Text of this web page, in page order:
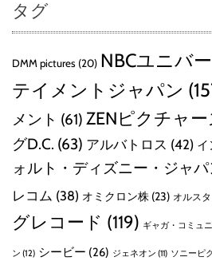
タグ
DMM pictures (20) NBCユニバ
テイメントジャパン
メント (61) ZENピクチャー
グD.C. (63) アルバトロス (42) イ
ォルト・ディズニー・ジャパ
レコム (38) オミクロン株 (23) オルス
グレコード (119) ギャガ・コミュ
ン (12) シービー (26) ジェネオン (11) ソニーピ